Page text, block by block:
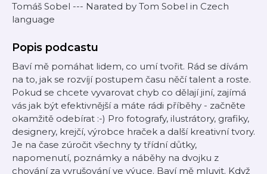
Tomáš Sobel --- Narated by Tom Sobel in Czech
language
Popis podcastu
Baví mě pomáhat lidem, co umí tvořit. Rád se dívám
na to, jak se rozvíjí postupem času něčí talent a roste.
Pokud se chcete vyvarovat chyb co dělají jiní, zajímá
vás jak být efektivnější a máte rádi příběhy - začněte
okamžitě odebírat :-) Pro fotografy, ilustrátory, grafiky,
designery, krejčí, výrobce hraček a další kreativní tvory.
Je na čase zúročit všechny ty třídní důtky,
napomenutí, poznámky a náběhy na dvojku z
chování za vyrušování ve výuce. Baví mě mluvit. Když